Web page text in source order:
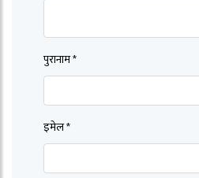
पुरानाम *
इमेल *